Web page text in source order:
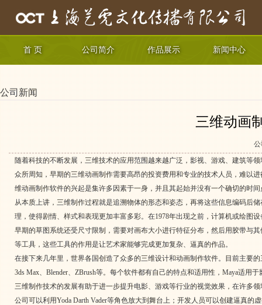
首 页 公司简介 作品展示 新闻中心
公司新闻
三维动画
公
随着科技的不断发展，三维技术的应用范围越来越广泛，影视、游戏、建筑等
众所周知，早期的三维动画制作需要高昂的投资费用和专业的技术人员，难以
维动画制作软件的兴起是集许多因素于一身，并且其起始并没有一个确切的时间
从本质上讲，三维制作过程就是追溯物体的形态和姿态，再将这些信息编码后
理，使得剧情、样式和表现更加丰富多彩。在1978年出现之前，计算机或绘图
早期的草图系统还受尺寸限制，需要对画布大小进行特征分布，然后用胶带与
等工具，这些工具的作用是让艺术家能够完成更加复杂、逼真的作品。
在接下来几年里，世界各国创造了众多的三维设计和动画制作软件。目前主要
3ds Max、Blender、ZBrush等。每个软件都有自己的特点和适用性，Maya适
三维制作技术的发展有助于进一步提升电影、游戏等行业的视觉效果，在许多
公司可以利用Yoda Darth Vader等角色放大到舞台上；开发人员可以创建逼真